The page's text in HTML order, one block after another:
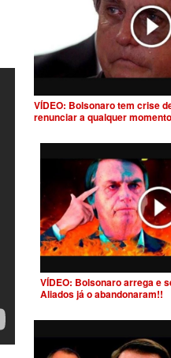
VÍDEO: Bolsonaro tem crise
renunciar a qualquer
VÍDEO: Bolsonaro arrega e
Aliados já o abandonaram!!